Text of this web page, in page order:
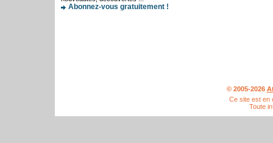
Abonnez-vous gratuitement !
© 2005-2026
Ce site est en
Toute